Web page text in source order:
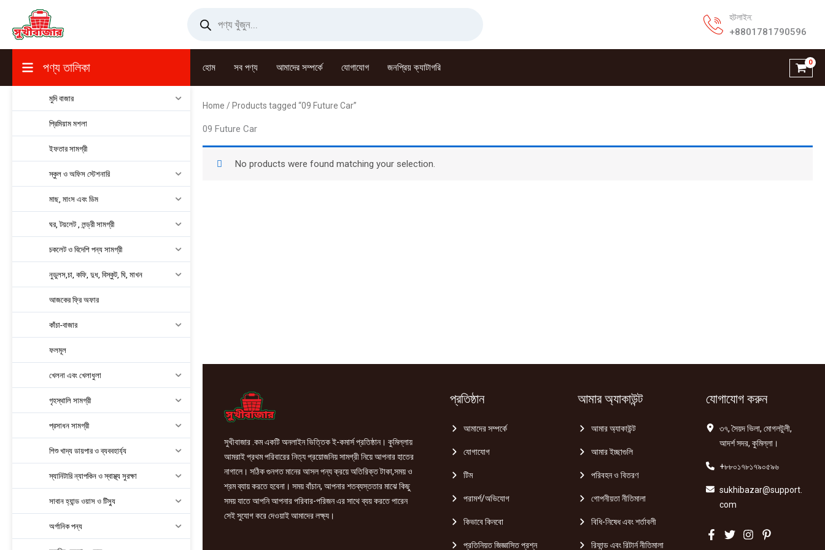
content
search
হটলাইন:
+8801781790596
পণ্য তালিকা হোম সব পণ্য আমাদের সম্পর্কে যোগাযোগ জনপ্রিয় ক্যাটাগরি
মুদি বাজার
প্রিমিয়াম মশলা
ইফতার সামগ্রী
স্কুল ও অফিস স্টেশনারি
মাছ, মাংস এবং ডিম
ঘর, টয়লেট , লন্ড্রী সামগ্রী
চকলেট ও বিদেশি পন্য সামগ্রী
নুডুলস,চা, কফি, দুধ, বিস্কুট, ঘি, মাখন
আজকের ফ্রি অফার
কাঁচা-বাজার
ফলমূল
খেলনা এবং খেলাধুলা
গৃহস্থালি সামগ্রী
প্রসাধন সামগ্রী
শিশু খাদ্য ডায়পার ও ব্যববহার্য্য
স্যানিটারি ন্যাপকিন ও স্বাস্থ্য সুরক্ষা
সাবান হ্যান্ড ওয়াস ও টিস্যু
অর্গানিক পন্য
Home / Products tagged “09 Future Car”
09 Future Car
No products were found matching your selection.
সুখীবাজার .কম একটি অনলাইন ভিত্তিক ই-কমার্স প্রতিষ্ঠান। কুমিল্লায়
আমরাই প্রথম পরিবারের নিত্য প্রয়োজনিয় সামগ্রী নিয়ে আপনার হাতের
নাগালে। সঠিক গুনগত মানের আসল পন্য ক্রয়ে অতিরিক্ত টাকা,সময় ও
শ্রম ব্যায় করতে হবেনা। সময় বাঁচান, আপনার শতব্যস্ততার মাঝে কিছু
সময় যাতে আপনি আপনার পরিবার-পরিজন এর সাথে ব্যয় করতে পারেন
সেই সুযোগ করে দেওয়াই আমাদের লক্ষ্য।
প্রতিষ্ঠান
আমাদের সম্পর্কে
যোগাযোগ
টিম
পরামর্শ/অভিযোগ
কিভাবে কিনবো
প্রতিনিয়ত জিজ্ঞাসিত প্রশ্ন
আমার অ্যাকাউন্ট
আমার অ্যাকাউন্ট
আমার ইচ্ছাগুলি
পরিবহন ও বিতরণ
গোপনীয়তা নীতিমালা
বিধি-নিষেধ এবং শর্তাবলী
রিফান্ড এবং রিটার্ন নীতিমালা
যোগাযোগ করুন
৩৭, সৈয়দ ভিলা, মোগলটুলী,
আদর্শ সদর, কুমিল্লা।
+৮৮০১৭৮১৭৯০৫৯৬
sukhibazar@support.
com